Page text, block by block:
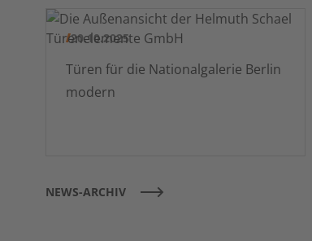
20.10.2025
Türen für die Nationalgalerie Berlin
modern
NEWS-ARCHIV